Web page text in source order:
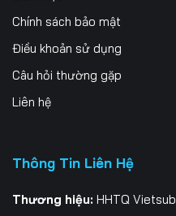
Chính sách bảo mật
Điều khoản sử dụng
Câu hỏi thường gặp
Liên hệ
Thông Tin Liên Hệ
Thương hiệu: HHTQ Vietsub